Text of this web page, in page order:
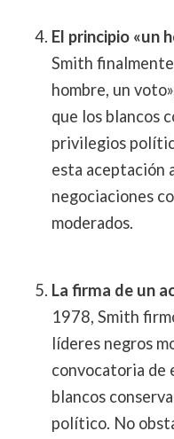
El principio «un
Smith
hombre, un
que los blancos
privilegios
esta aceptación
negociaciones
moderados.
La firma de un
1978, Smith
líderes negros
convocatoria de
blancos
político. No